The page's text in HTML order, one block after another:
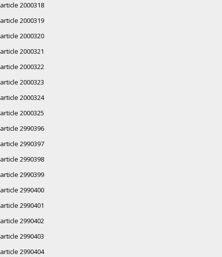
article 2000318
article 2000319
article 2000320
article 2000321
article 2000322
article 2000323
article 2000324
article 2000325
article 2990396
article 2990397
article 2990398
article 2990399
article 2990400
article 2990401
article 2990402
article 2990403
article 2990404